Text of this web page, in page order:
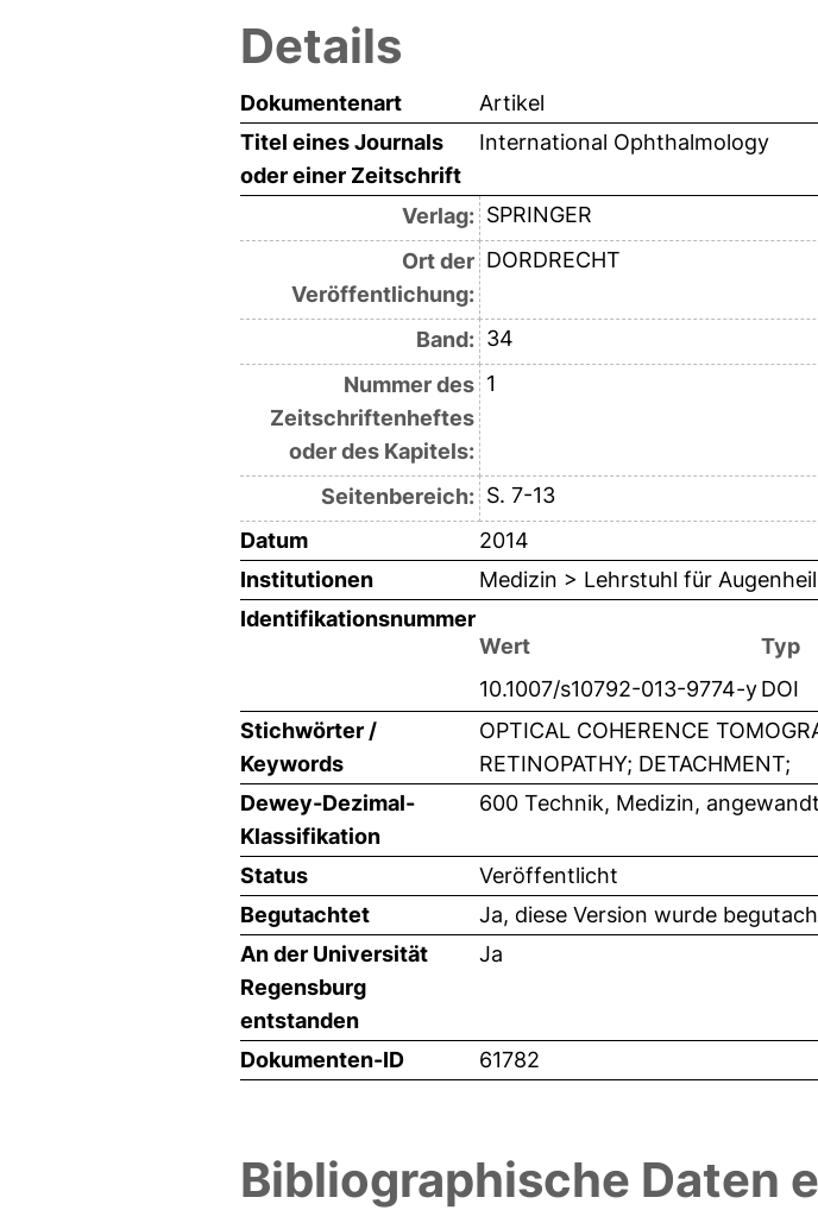
Details
Dokumentenart
Artikel
Titel eines Journals
oder einer Zeitschrift
International Ophthalmology
Verlag: SPRINGER
Ort der
Veröffentlichung:
DORDRECHT
Band: 34
Nummer des
Zeitschriftenheftes
oder des Kapitels:
1
Seitenbereich: S. 7-13
Datum
2014
Institutionen
Medizin > Lehrstuhl für
Identifikationsnummer
Wert
Typ
10.1007/s10792-013-9774-yDOI
Stichwörter /
Keywords
OPTICAL COHERENCE
RETINOPATHY; DETACHMENT;
Dewey-Dezimal-
Klassifikation
600 Technik, Medizin,
Status
Veröffentlicht
Begutachtet
Ja, diese Version wurde
An der Universität
Regensburg
entstanden
Ja
Dokumenten-ID 61782
Bibliographische Daten